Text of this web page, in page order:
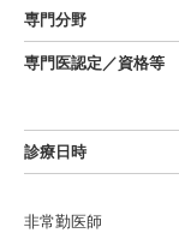
専門分野
専門医認定／資格等
診療日時
非常勤医師